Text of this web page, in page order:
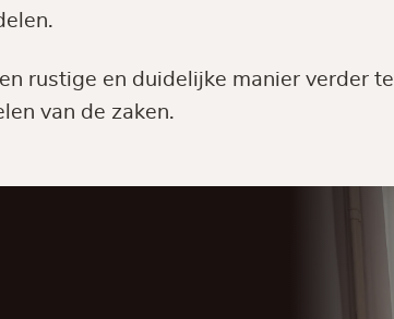
rustige en duidelijke manier verder te
van de zaken.